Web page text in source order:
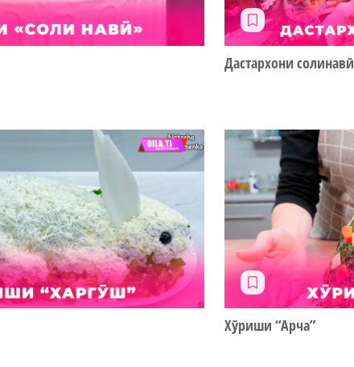
Дастархони солинавӣ
Хӯриши “Арча”